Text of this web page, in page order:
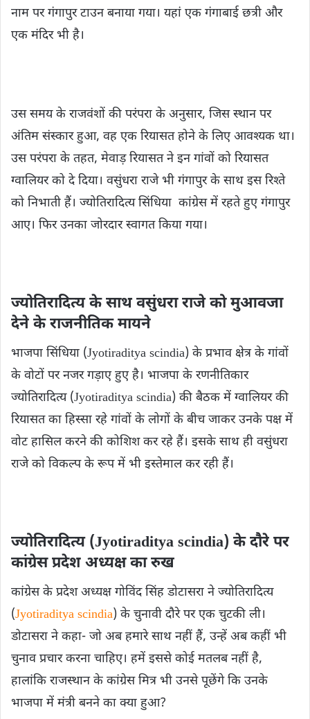
नाम पर गंगापुर टाउन बनाया गया। यहां एक गंगाबाई छत्री और
एक मंदिर भी है।
उस समय के राजवंशों की परंपरा के अनुसार, जिस स्थान पर
अंतिम संस्कार हुआ, वह एक रियासत होने के लिए आवश्यक था।
उस परंपरा के तहत, मेवाड़ रियासत ने इन गांवों को रियासत
ग्वालियर को दे दिया। वसुंधरा राजे भी गंगापुर के साथ इस रिश्ते
को निभाती हैं। ज्योतिरादित्य सिंधिया कांग्रेस में रहते हुए गंगापुर
आए। फिर उनका जोरदार स्वागत किया गया।
ज्योतिरादित्य के साथ वसुंधरा राजे को मुआवजा
देने के राजनीतिक मायने
भाजपा सिंधिया (Jyotiraditya scindia) के प्रभाव क्षेत्र के गांवों
के वोटों पर नजर गड़ाए हुए है। भाजपा के रणनीतिकार
ज्योतिरादित्य (Jyotiraditya scindia) की बैठक में ग्वालियर की
रियासत का हिस्सा रहे गांवों के लोगों के बीच जाकर उनके पक्ष में
वोट हासिल करने की कोशिश कर रहे हैं। इसके साथ ही वसुंधरा
राजे को विकल्प के रूप में भी इस्तेमाल कर रही हैं।
ज्योतिरादित्य (Jyotiraditya scindia) के दौरे पर
कांग्रेस प्रदेश अध्यक्ष का रुख
कांग्रेस के प्रदेश अध्यक्ष गोविंद सिंह डोटासरा ने ज्योतिरादित्य
(Jyotiraditya scindia) के चुनावी दौरे पर एक चुटकी ली।
डोटासरा ने कहा- जो अब हमारे साथ नहीं हैं, उन्हें अब कहीं भी
चुनाव प्रचार करना चाहिए। हमें इससे कोई मतलब नहीं है,
हालांकि राजस्थान के कांग्रेस मित्र भी उनसे पूछेंगे कि उनके
भाजपा में मंत्री बनने का क्या हुआ?